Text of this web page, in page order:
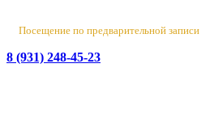
Посещение по предварительной записи
8 (931) 248-45-23